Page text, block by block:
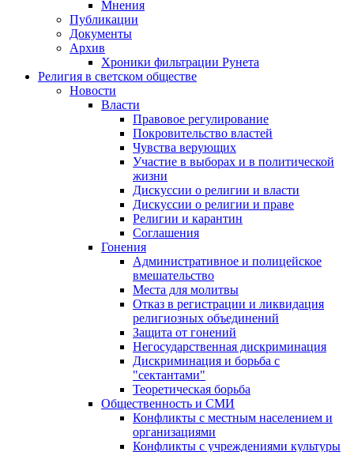
Мнения
Публикации
Документы
Архив
Хроники фильтрации Рунета
Религия в светском обществе
Новости
Власти
Правовое регулирование
Покровительство властей
Чувства верующих
Участие в выборах и в политической
жизни
Дискуссии о религии и власти
Дискуссии о религии и праве
Религии и карантин
Соглашения
Гонения
Административное и полицейское
вмешательство
Места для молитвы
Отказ в регистрации и ликвидация
религиозных объединений
Защита от гонений
Негосударственная дискриминация
Дискриминация и борьба с
"сектантами"
Теоретическая борьба
Общественность и СМИ
Конфликты с местным населением и
организациями
Конфликты с учреждениями культуры